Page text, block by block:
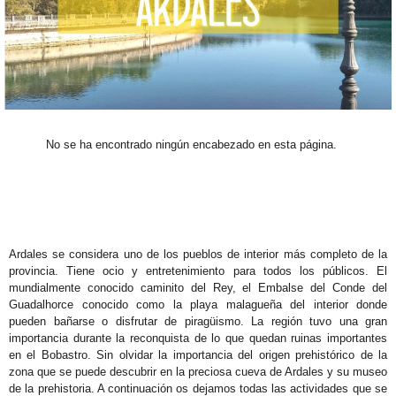
No se ha encontrado ningún encabezado en esta página.
Ardales se considera uno de los pueblos de interior más completo de la
provincia. Tiene ocio y entretenimiento para todos los públicos. El
mundialmente conocido caminito del Rey, el Embalse del Conde del
Guadalhorce conocido como la playa malagueña del interior donde
pueden bañarse o disfrutar de piragüismo. La región tuvo una gran
importancia durante la reconquista de lo que quedan ruinas importantes
en el Bobastro. Sin olvidar la importancia del origen prehistórico de la
zona que se puede descubrir en la preciosa cueva de Ardales y su museo
de la prehistoria. A continuación os dejamos todas las actividades que se